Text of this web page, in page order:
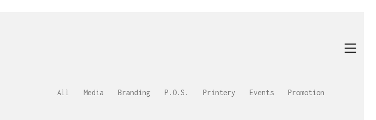
All Media Branding P.O.S. Printery Events Promotion